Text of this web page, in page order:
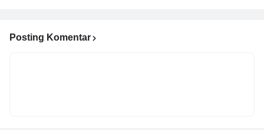
Posting Komentar